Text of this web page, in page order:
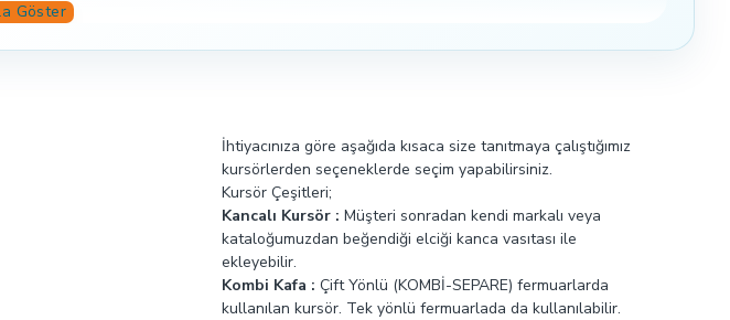
İhtiyacınıza göre aşağıda kısaca size tanıtmaya çalıştığımız
kursörlerden seçeneklerde seçim yapabilirsiniz.
Kursör Çeşitleri;
Kancalı Kursör : Müşteri sonradan kendi markalı veya
kataloğumuzdan beğendiği elciği kanca vasıtası ile
ekleyebilir.
Kombi Kafa :Çift Yönlü (KOMBİ-SEPARE) fermuarlarda
kullanılan kursör. Tek yönlü fermuarlada da kullanılabilir.